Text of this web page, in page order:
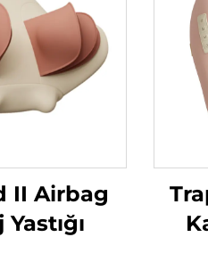
II Airbag